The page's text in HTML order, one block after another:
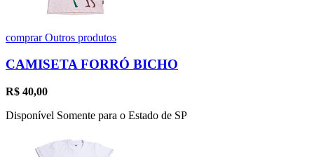
comprarOutros produtos
CAMISETA FORRÓ BICHO
R$ 40,00
Disponível Somente para o Estado de SP